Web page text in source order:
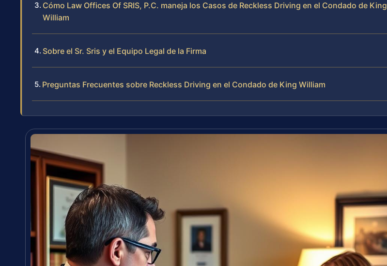
Cómo Law Offices Of SRIS, P.C. maneja los Casos de Reckless Driving en el Condado de King
William
Sobre el Sr. Sris y el Equipo Legal de la Firma
Preguntas Frecuentes sobre Reckless Driving en el Condado de King William